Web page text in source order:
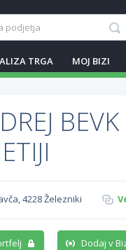
TRGA MOJ BIZI
4228 Železniki
Dodaj v